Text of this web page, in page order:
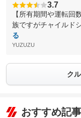
3.7
【所有期間や運転回
族ですがチャイルド
る
YUZUZU
ク
おすすめ記事